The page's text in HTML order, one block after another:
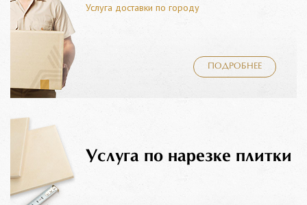
Услуга доставки по городу
ПОДРОБНЕЕ
Услуга по нарезке плитки